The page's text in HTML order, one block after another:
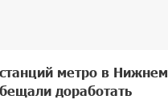
метро в Нижнем
доработать